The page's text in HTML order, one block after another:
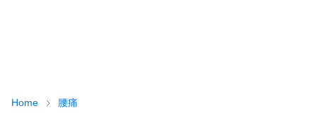
Home 腰痛